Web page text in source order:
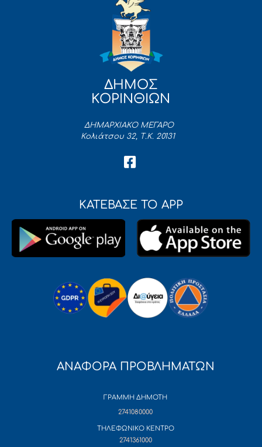
ΔΗΜΟΣ
ΚΟΡΙΝΘΙΩΝ
ΔΗΜΑΡΧΙΑΚΟ ΜΕΓΑΡΟ
Κολιάτσου 32, Τ.Κ. 20131
ΚΑΤΕΒΑΣΕ ΤΟ APP
ΑΝΑΦΟΡΑ ΠΡΟΒΛΗΜΑΤΩΝ
ΓΡΑΜΜΗ ΔΗΜΟΤΗ
2741080000
ΤΗΛΕΦΩΝΙΚΟ ΚΕΝΤΡΟ
2741361000